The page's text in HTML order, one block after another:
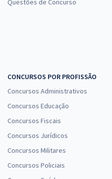
Questões de Concurso
CONCURSOS POR PROFISSÃO
Concursos Administrativos
Concursos Educação
Concursos Fiscais
Concursos Jurídicos
Concursos Militares
Concursos Policiais